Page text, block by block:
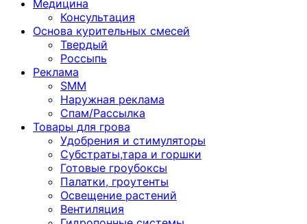
Медицина
Консультация
Основа курительных смесей
Твердый
Россыпь
Реклама
SMM
Наружная реклама
Спам/Рассылка
Товары для грова
Удобрения и стимуляторы
Субстраты,тара и горшки
Готовые гроубоксы
Палатки, гроутенты
Освещение растений
Вентиляция